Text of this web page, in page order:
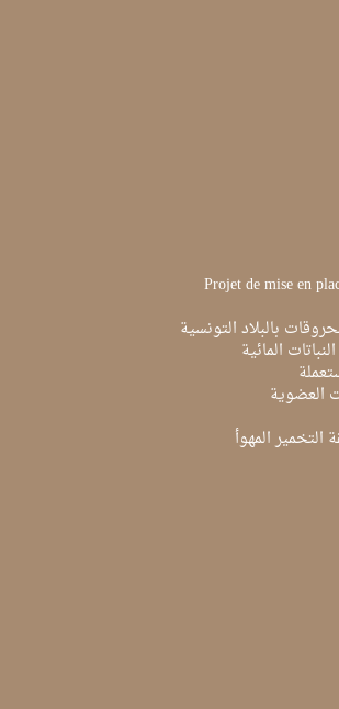
Projet de mise en
بالبلاد التونسية
المائية
العضوية
المهوأ